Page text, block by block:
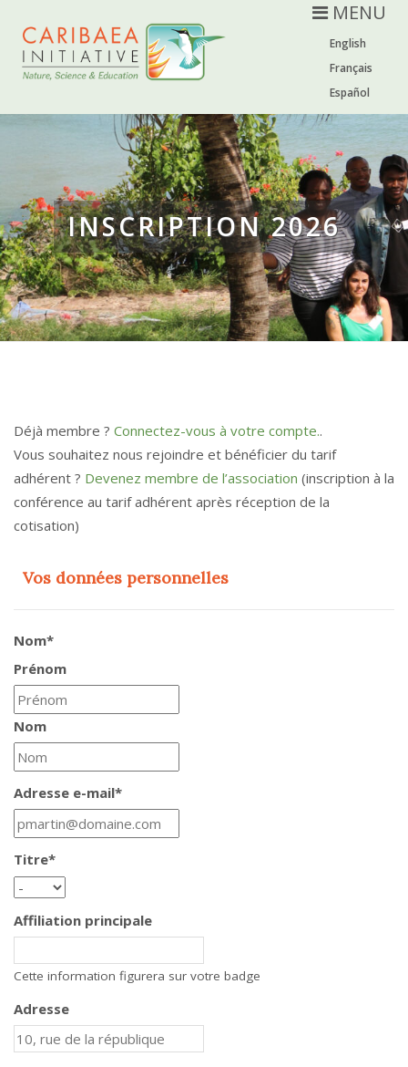
English
Français
Español
MENU
INSCRIPTION 2026
Déjà membre ? Connectez-vous à votre compte..
Vous souhaitez nous rejoindre et bénéficier du tarif
adhérent ? Devenez membre de l’association (inscription à la
conférence au tarif adhérent après réception de la
cotisation)
Vos données personnelles
Nom*
Prénom
Nom
Adresse e-mail*
Titre*
Affiliation principale
Cette information figurera sur votre badge
Adresse